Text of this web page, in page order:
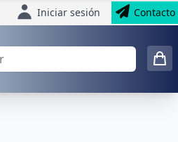
Iniciar sesión Contacto